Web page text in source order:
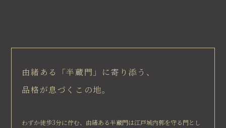
由緒ある「半蔵門」に寄り添う、
品格が息づくこの地。
わずか徒歩3分に佇む、由緒ある半蔵門は江戸城内郭を守る門とし